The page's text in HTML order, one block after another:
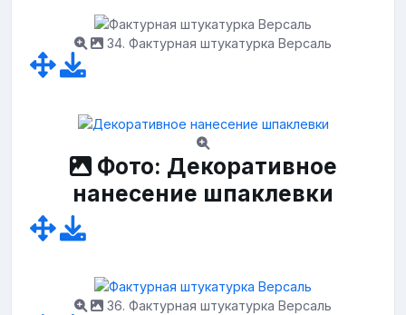
34. Фактурная штукатурка Версаль
Фото: Декоративное
нанесение шпаклевки
36. Фактурная штукатурка Версаль